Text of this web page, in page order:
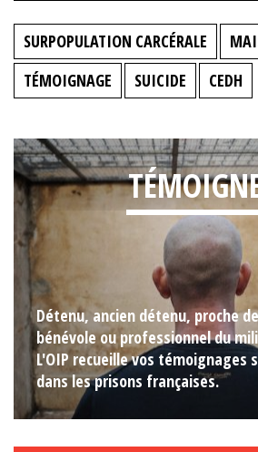
SURPOPULATION CARCÉRALE
TÉMOIGNAGE
SUICIDE CEDH
Détenu, ancien détenu, proche
bénévole ou professionnel du
L'OIP recueille vos témoignages
dans les prisons françaises.